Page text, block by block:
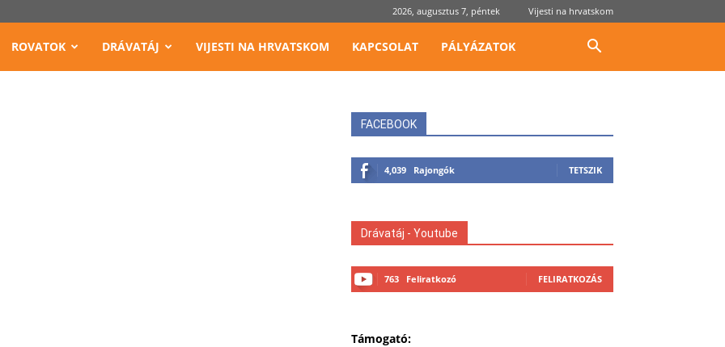
2026, augusztus 7, péntek Vijesti na hrvatskom
ROVATOK DRÁVATÁJ VIJESTI NA HRVATSKOM KAPCSOLAT PÁLYÁZATOK
FACEBOOK
4,039 Rajongók TETSZIK
Drávatáj - Youtube
763 Feliratkozó FELIRATKOZÁS
Támogató: